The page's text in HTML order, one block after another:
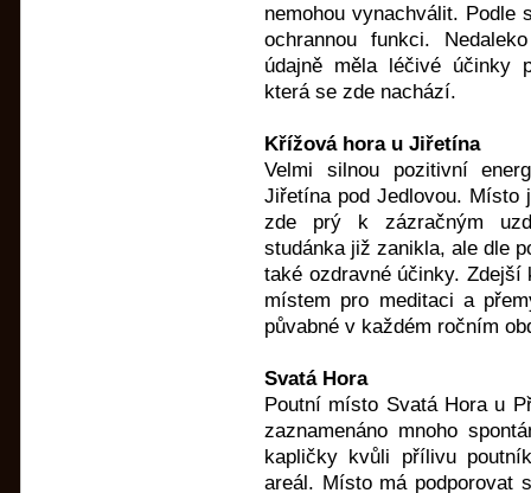
nemohou vynachválit. Podle
ochrannou funkci.
údajně měla léčivé účinky
která se zde nachází.
Křížová hora u Jiřetína
Velmi silnou pozitivní
Jiřetína pod Jedlovou. Místo
zde prý k zázračným
studánka již zanikla, ale dle
také ozdravné účinky.
místem pro meditaci a
půvabné v každém ročním
Svatá Hora
Poutní místo Svatá Hora u
zaznamenáno mnoho
kapličky kvůli přílivu
areál. Místo má podporovat